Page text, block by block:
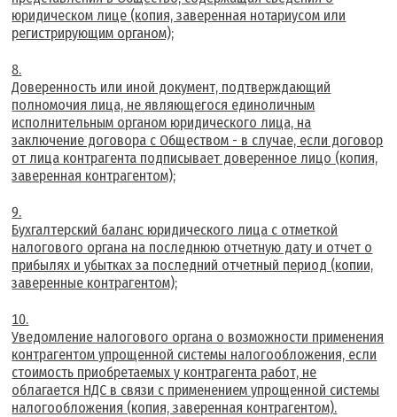
юридическом лице (копия, заверенная нотариусом или
регистрирующим органом);
Доверенность или иной документ, подтверждающий
полномочия лица, не являющегося единоличным
исполнительным органом юридического лица, на
заключение договора с Обществом - в случае, если договор
от лица контрагента подписывает доверенное лицо (копия,
заверенная контрагентом);
Бухгалтерский баланс юридического лица с отметкой
налогового органа на последнюю отчетную дату и отчет о
прибылях и убытках за последний отчетный период (копии,
заверенные контрагентом);
Уведомление налогового органа о возможности применения
контрагентом упрощенной системы налогообложения, если
стоимость приобретаемых у контрагента работ, не
облагается НДС в связи с применением упрощенной системы
налогообложения (копия, заверенная контрагентом).